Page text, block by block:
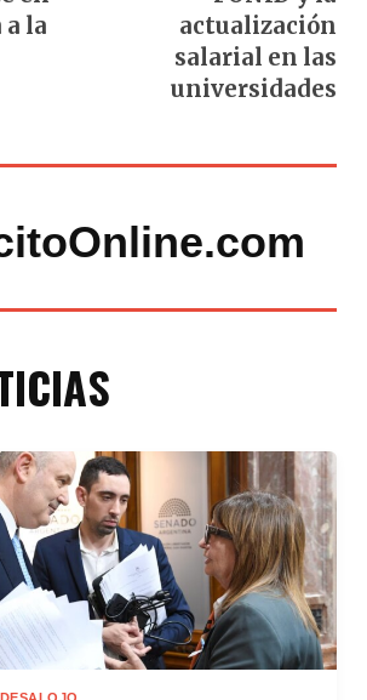
la
actualización
salarial en las
universidades